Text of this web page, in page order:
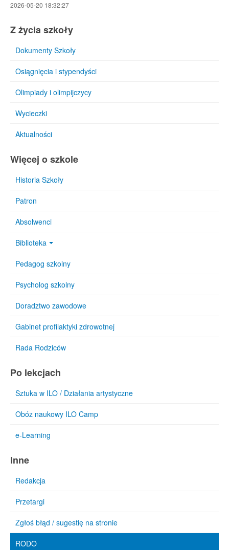
2026-05-20 18:32:27
Z życia szkoły
Dokumenty Szkoły
Osiągnięcia i stypendyści
Olimpiady i olimpijczycy
Wycieczki
Aktualności
Więcej o szkole
Historia Szkoły
Patron
Absolwenci
Biblioteka
Pedagog szkolny
Psycholog szkolny
Doradztwo zawodowe
Gabinet profilaktyki zdrowotnej
Rada Rodziców
Po lekcjach
Sztuka w ILO / Działania artystyczne
Obóz naukowy ILO Camp
e-Learning
Inne
Redakcja
Przetargi
Zgłoś błąd / sugestię na stronie
RODO